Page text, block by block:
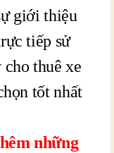
giới thiệu
tiếp sử
thuê xe
tốt nhất
những